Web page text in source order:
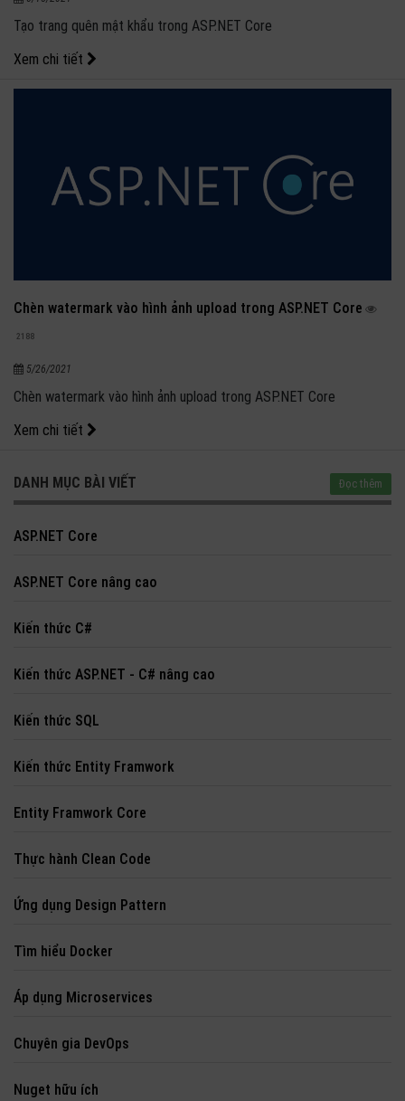
Tạo trang quên mật khẩu trong ASP.NET Core
Xem chi tiết
Chèn watermark vào hình ảnh upload trong ASP.NET Core
2188
5/26/2021
Chèn watermark vào hình ảnh upload trong ASP.NET Core
Xem chi tiết
DANH MỤC BÀI VIẾT Đọc thêm
ASP.NET Core
ASP.NET Core nâng cao
Kiến thức C#
Kiến thức ASP.NET - C# nâng cao
Kiến thức SQL
Kiến thức Entity Framwork
Entity Framwork Core
Thực hành Clean Code
Ứng dụng Design Pattern
Tìm hiểu Docker
Áp dụng Microservices
Chuyên gia DevOps
Nuget hữu ích